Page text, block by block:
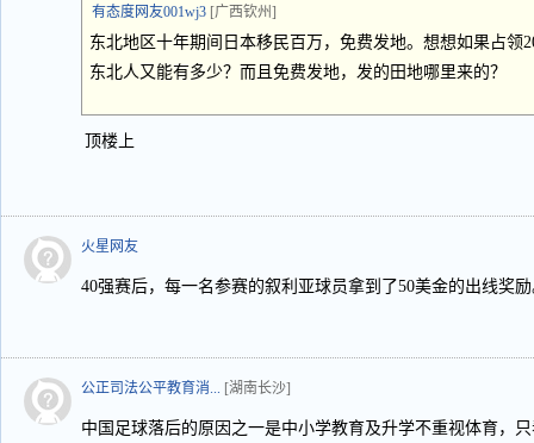
有态度网友001wj3 [广西钦州]
东北地区十年期间日本移民百万，免费发地。想想如果占领
东北人又能有多少？而且免费发地，发的田地哪里来的？
顶楼上
火星网友
40强赛后，每一名参赛的叙利亚球员拿到了50美金的出线奖
公正司法公平教育消... [湖南长沙]
中国足球落后的原因之一是中小学教育及升学不重视体育，